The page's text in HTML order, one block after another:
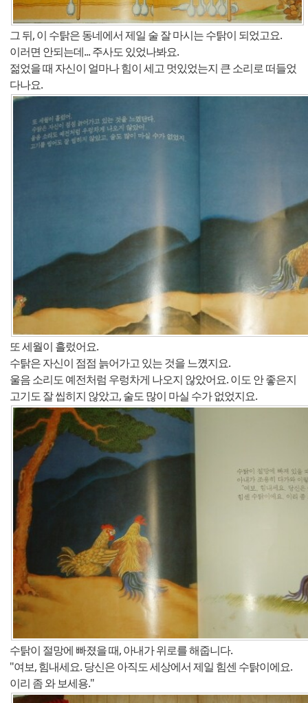
그 뒤, 이 수탉은 동네에서 제일 술 잘 마시는 수탉이 되었고요.
이러면 안되는데... 주사도 있었나봐요.
젊었을 때 자신이 얼마나 힘이 세고 멋있었는지 큰 소리로 떠들었
다나요.
또 세월이 흘렀어요.
수탉은 자신이 점점 늙어가고 있는 것을 느꼈지요.
울음 소리도 예전처럼 우렁차게 나오지 않았어요. 이도 안 좋은지
고기도 잘 씹히지 않았고, 술도 많이 마실 수가 없었지요.
수탉이 절망에 빠졌을 때, 아내가 위로를 해줍니다.
"여보, 힘내세요. 당신은 아직도 세상에서 제일 힘센 수탉이에요.
이리 좀 와 보세용."